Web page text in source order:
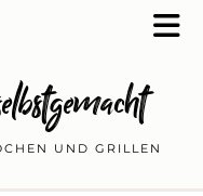
UND GRILLEN